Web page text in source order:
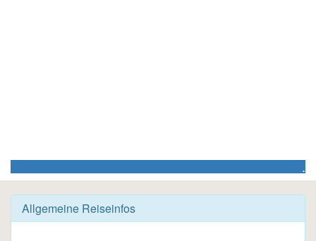
.
Allgemeine Reiseinfos